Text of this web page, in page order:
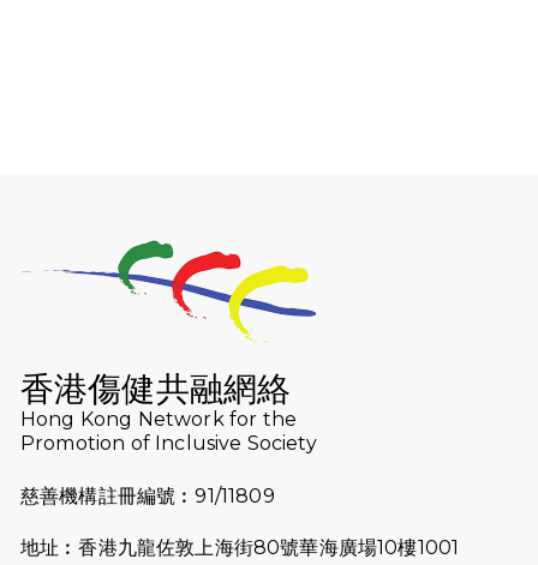
2026-07-23
猛龍長跑隊恆常練習 - 7月23日
（19:00開始）
猛龍長跑隊恆常練習 - 7月16日
2026-07-10
【猛龍戈壁118公里分享暨香港傷健共
融網絡15周年晚宴】
2026-07-09
猛龍長跑隊恆常練習 - 7月9日（19:00
香港傷健共融網絡
Hong Kong Network for the
Promotion of Inclusive Society
慈善機構註冊編號︰91/11809
地址︰香港九龍佐敦上海街80號華海廣場10樓1001